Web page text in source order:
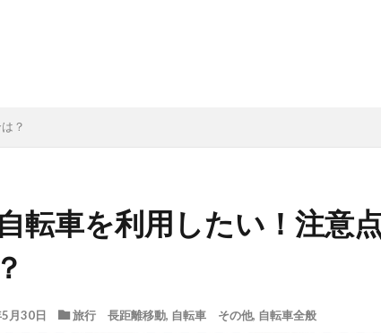
？
転車を利用したい！注意
月30日 旅行 長距離移動, 自転車 その他, 自転車全般